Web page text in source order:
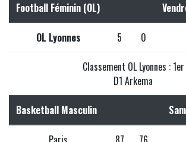
Football Féminin (OL)
OL Lyonnes 5 0
Classement OL Lyonnes : 1er
D1 Arkema
Basketball Masculin